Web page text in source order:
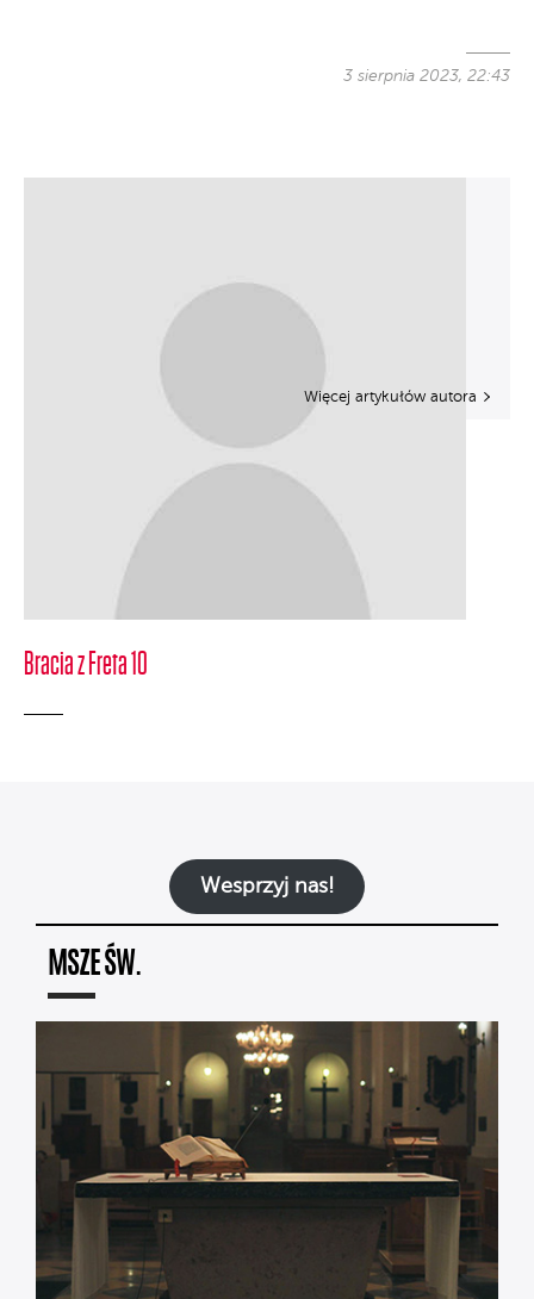
3 sierpnia 2023, 22:43
Bracia z Freta 10
Więcej artykułów autora
Wesprzyj nas!
MSZE ŚW.